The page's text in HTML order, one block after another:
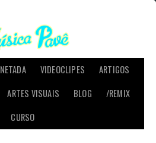
VIDEOCLIPES
ARTIGOS
ARTES VISUAIS BLOG
/REMIX
CURSO